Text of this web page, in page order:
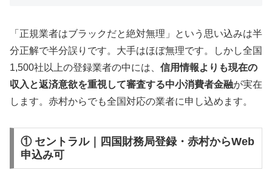
「正規業者はブラックだと絶対無理」という思い込みは半
分正解で半分誤りです。大手はほぼ無理です。しかし全国
1,500社以上の登録業者の中には、 信用情報よりも現在の
収入と返済意欲を重視して審査する中小消費者金融が実在
します。赤村からでも全国対応の業者に申し込めます。
① セントラル｜四国財務局登録・赤村からWeb
申込み可